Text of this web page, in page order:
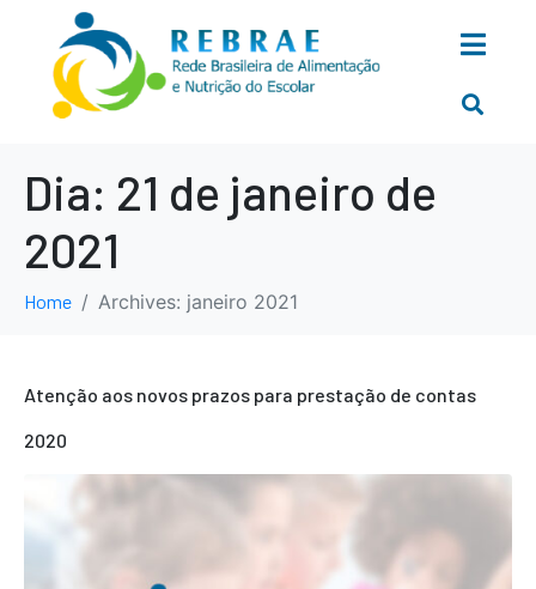
Dia: 21 de janeiro de
2021
Home Archives: janeiro 2021
Atenção aos novos prazos para prestação de contas
2020